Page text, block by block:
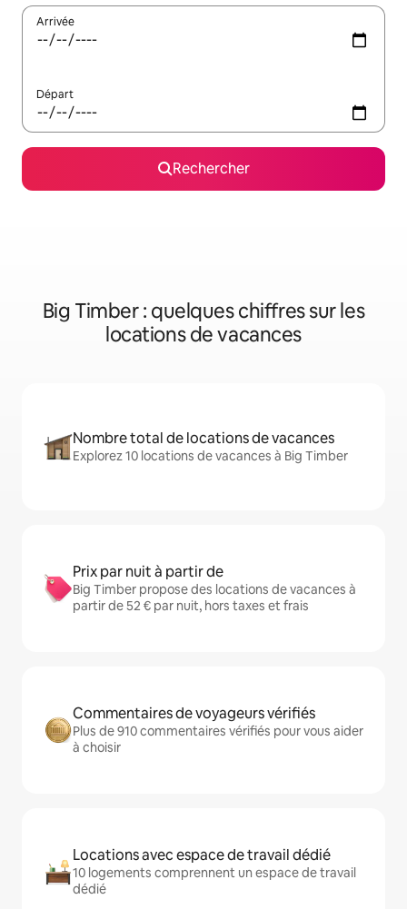
Arrivée
Départ
Rechercher
Big Timber : quelques chiffres sur les
locations de vacances
Nombre total de locations de vacances
Explorez 10 locations de vacances à Big Timber
Prix par nuit à partir de
Big Timber propose des locations de vacances à
partir de 52 € par nuit, hors taxes et frais
Commentaires de voyageurs vérifiés
Plus de 910 commentaires vérifiés pour vous aider
à choisir
Locations avec espace de travail dédié
10 logements comprennent un espace de travail
dédié